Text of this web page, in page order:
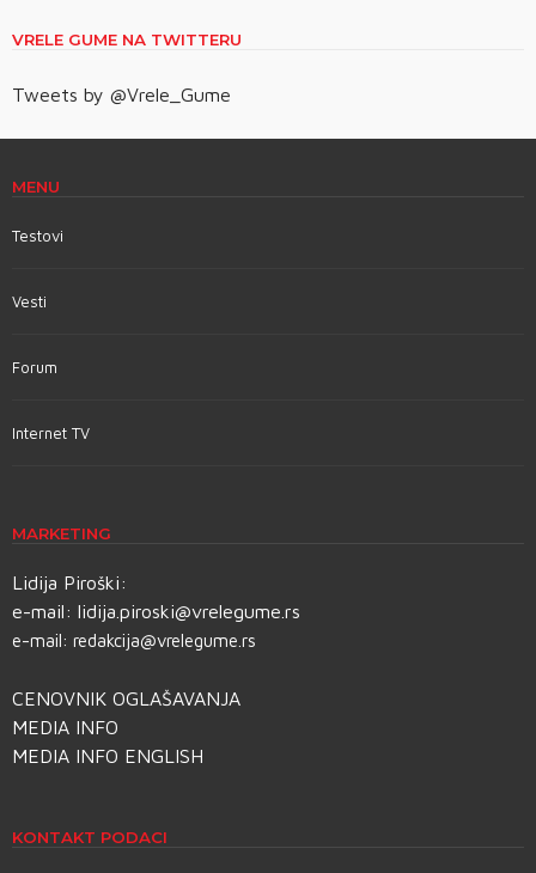
VRELE GUME NA TWITTERU
Tweets by @Vrele_Gume
MENU
Testovi
Vesti
Forum
Internet TV
MARKETING
Lidija Piroški:
e-mail: lidija.piroski@vrelegume.rs
e-mail: redakcija@vrelegume.rs
CENOVNIK OGLAŠAVANJA
MEDIA INFO
MEDIA INFO ENGLISH
KONTAKT PODACI